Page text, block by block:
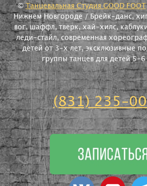
©Танцевальная Студия GOOD FOOT
Нижнем Новгороде / Брейк-данс,
вог, шаффл, тверк, хай-хилс,
леди-стайл, современная
детей от 3-х лет, эксклюзивные
группы танцев для детей 5-
(831) 235-